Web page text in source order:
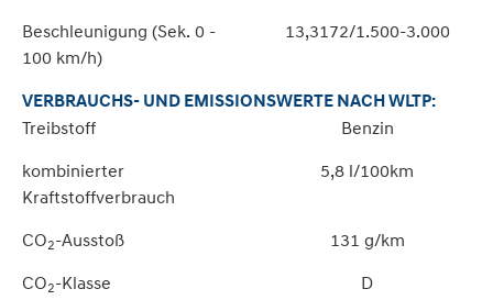
Beschleunigung (Sek. 0 -
100 km/h)
13,3172/1.500-3.000
VERBRAUCHS- UND EMISSIONSWERTE NACH WLTP:
Treibstoff
Benzin
kombinierter
Kraftstoffverbrauch
5,8 l/100km
CO2-Ausstoß
131 g/km
CO2-Klasse
D